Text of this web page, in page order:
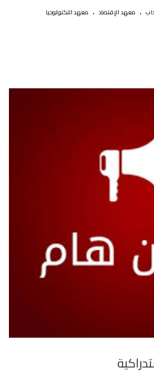
. معهد الإقتصاد . معهد التكنولوجيا